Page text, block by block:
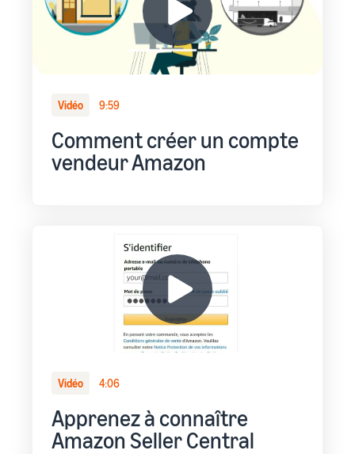
Vidéo 9:59
Comment créer un compte
vendeur Amazon
Vidéo 4:06
Apprenez à connaître
Amazon Seller Central